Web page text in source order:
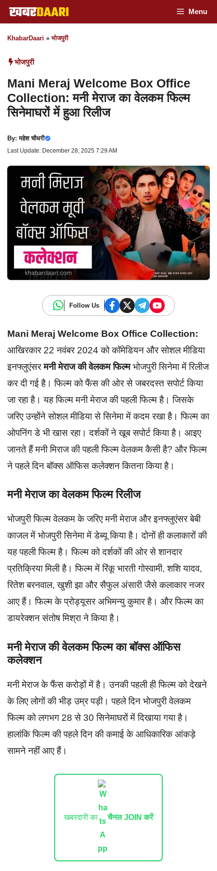
Skip
to
content
Menu
KhabarDaari » भोजपुरी
भोजपुरी
Mani Meraj Welcome Box Office
Collection: मनी मेराज का वेलकम फिल्म
सिनेमाघरों में हुआ रिलीज
By:महेश चौधरी
Last Update: December 28, 2025 7:29 AM
Follow Us
Mani Meraj Welcome Box Office Collection:
आखिरकार 22 नवंबर 2024 को कॉमेडियन और सोशल मीडिया
इनफ्लुएंसरमनी मेराज की वेलकम फिल्मभोजपुरी सिनेमा में रिलीज
कर दी गई है। फिल्म को फैंस की ओर से जबरदस्त सपोर्ट किया
जा रहा है। यह फिल्म मनी मेराज की पहली फिल्म है। जिसके
जरिए उन्होंने सोशल मीडिया से सिनेमा में कदम रखा है। फिल्म का
ओपनिंग डे भी खास रहा। दर्शकों ने खूब सपोर्ट किया है। आइए
जानते हैं मनी मिराज की पहली फिल्म वेलकम कैसी है? और फिल्म
ने पहले दिन बॉक्स ऑफिस कलेक्शन कितना किया है।
मनी मेराज का वेलकम फिल्म रिलीज
भोजपुरी फिल्म वेलकम के जरिए मनी मेराज और इनफ्लुएंसर बेबी
काजल में भोजपुरी सिनेमा में डेब्यू किया है। दोनों ही कलाकारों की
यह पहली फिल्म है। फिल्म को दर्शकों की ओर से शानदार
प्रतिक्रिया मिली है। फिल्म में रिंकू भारती गोस्वामी, शशि यादव,
रितेश बरनवाल, खुशी झा और सैफुल अंसारी जैसे कलाकार नजर
आए हैं। फिल्म के प्रोड्यूसर अभिमन्यु कुमार है। और फिल्म का
डायरेक्शन संतोष मिश्रा ने किया है।
मनी मेराज की वेलकम फिल्म का बॉक्स ऑफिस
कलेक्शन
मनी मेराज के फैंस करोड़ों में है। उनकी पहली ही फिल्म को देखने
के लिए लोगों की भीड़ उम्र पड़ी। पहले दिन भोजपुरी वेलकम
फिल्म को लगभग 28 से 30 सिनेमाघरों में दिखाया गया है।
हालांकि फिल्म की पहले दिन की कमाई के आधिकारिक आंकड़े
सामने नहीं आए हैं।
खबरदारी का चैनल JOIN करें